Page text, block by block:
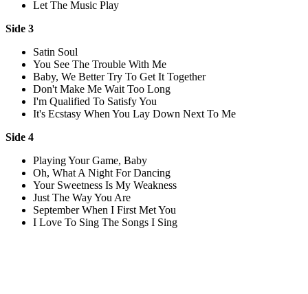
Let The Music Play
Side 3
Satin Soul
You See The Trouble With Me
Baby, We Better Try To Get It Together
Don't Make Me Wait Too Long
I'm Qualified To Satisfy You
It's Ecstasy When You Lay Down Next To Me
Side 4
Playing Your Game, Baby
Oh, What A Night For Dancing
Your Sweetness Is My Weakness
Just The Way You Are
September When I First Met You
I Love To Sing The Songs I Sing